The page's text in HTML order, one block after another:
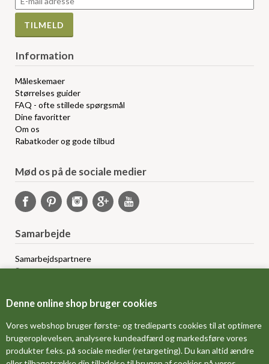
Denne online shop bruger cookies
Vores webshop bruger første- og tredieparts cookies til at optimere
brugeroplevelsen, analysere kundeadfærd og markedsføre vores
produkter f.eks. på sociale medier (retargeting). Du kan altid ændre
Information
Måleskemaer
Størrelses guider
FAQ - ofte stillede spørgsmål
Dine favoritter
Om os
Rabatkoder og gode tilbud
Mød os på de sociale medier
Samarbejde
Samarbejdspartnere
Sponsorprogram
Grossistsalg
FORSIDE